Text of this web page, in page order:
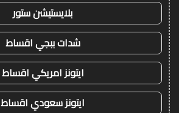
بلايستيشن ستور
شدات ببجي اقساط
ايتونز امريكي اقساط
ايتونز سعودي اقساط